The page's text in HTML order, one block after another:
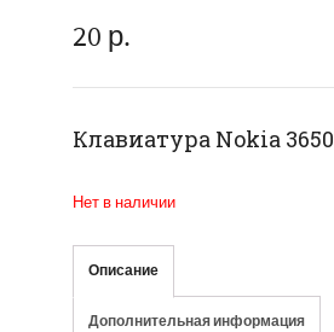
20 р.
Клавиатура Nokia 3650
Нет в наличии
Описание
Дополнительная информация